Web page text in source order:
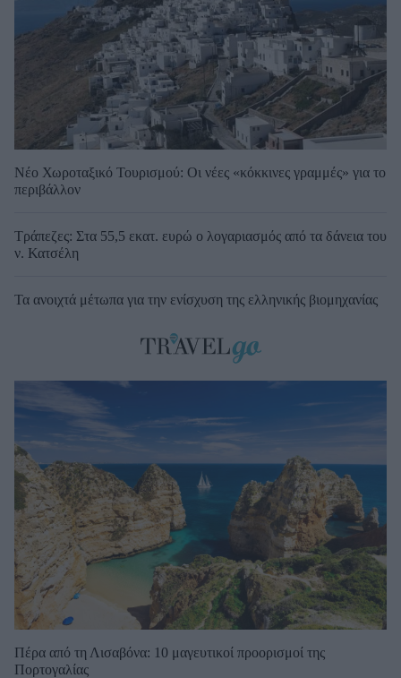
Νέο Χωροταξικό Τουρισμού: Οι νέες «κόκκινες γραμμές» για το
περιβάλλον
Τράπεζες: Στα 55,5 εκατ. ευρώ ο λογαριασμός από τα δάνεια του
ν. Κατσέλη
Τα ανοιχτά μέτωπα για την ενίσχυση της ελληνικής βιομηχανίας
Πέρα από τη Λισαβόνα: 10 μαγευτικοί προορισμοί της
Πορτογαλίας